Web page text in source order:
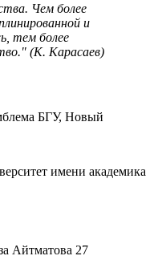
Чем более
и
тем более
(К. Карасаев)
имени академика
Айтматова 27